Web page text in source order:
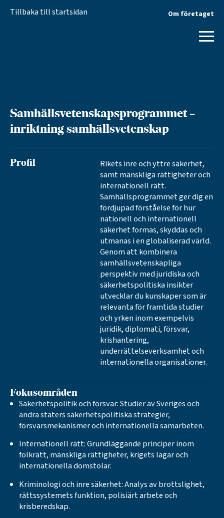
Tillbaka till startsidan Om företaget
Samhällsvetenskapsprogrammet –
inriktning samhällsvetenskap
Profil
Rikets inre och yttre säkerhet,
samt mänskliga rättigheter och
internationell rätt.
Samhällsprogrammet ger dig en
fördjupad förståelse för hur
nationell och internationell
säkerhet formas, skyddas och
utmanas i en globaliserad värld.
Genom att kombinera
samhällsvetenskapliga
perspektiv med juridiska och
säkerhetspolitiska insikter
utvecklar du kunskaper som är
relevanta för framtida studier
och yrken inom exempelvis
juridik, diplomati, försvar,
krishantering,
underrättelseverksamhet och
internationella organisationer.
Fokusområden
Säkerhetspolitik och försvar: Studier av Sveriges och
andra staters säkerhetspolitiska strategier,
försvarsmekanismer och internationella samarbeten.
Internationell rätt: Grundläggande principer inom
folkrätt, mänskliga rättigheter, krigets lagar och
internationella domstolar.
Kriminologi och inre säkerhet: Analys av brottslighet,
rättssystemets funktion, polisiärt arbete och
krisberedskap.